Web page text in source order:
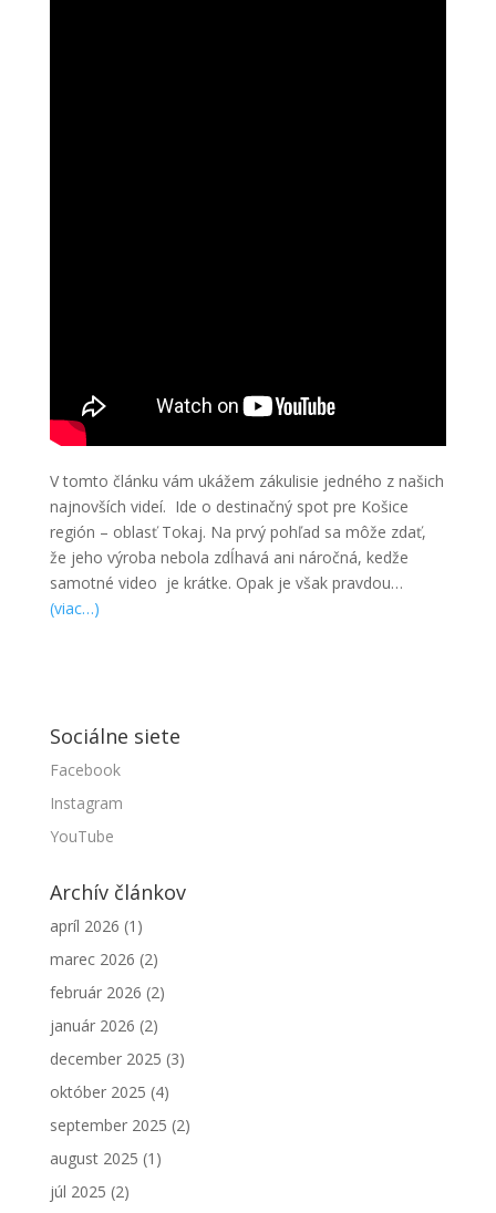
V tomto článku vám ukážem zákulisie jedného z našich
najnovších videí. Ide o destinačný spot pre Košice
región – oblasť Tokaj. Na prvý pohľad sa môže zdať,
že jeho výroba nebola zdĺhavá ani náročná, kedže
samotné video je krátke. Opak je však pravdou…
(viac…)
Sociálne siete
Facebook
Instagram
YouTube
Archív článkov
apríl 2026 (1)
marec 2026 (2)
február 2026 (2)
január 2026 (2)
december 2025 (3)
október 2025 (4)
september 2025 (2)
august 2025 (1)
júl 2025 (2)